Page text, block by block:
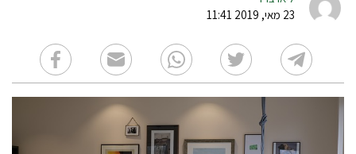
23 מאי, 2019 11:41